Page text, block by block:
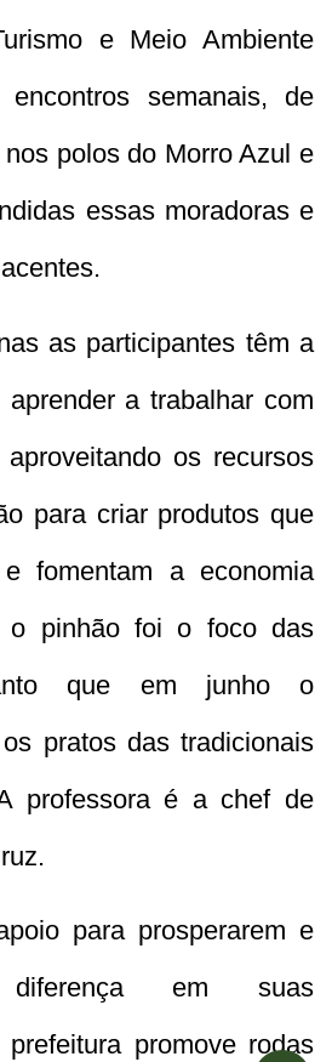
e Meio Ambiente
encontros semanais, de
polos do Morro Azul e
essas moradoras e
as participantes têm a
aprender a trabalhar com
os recursos
para criar produtos que
fomentam a economia
o pinhão foi o foco das
que em junho o
pratos das tradicionais
professora é a chef de
para prosperarem e
em suas
promove rodas